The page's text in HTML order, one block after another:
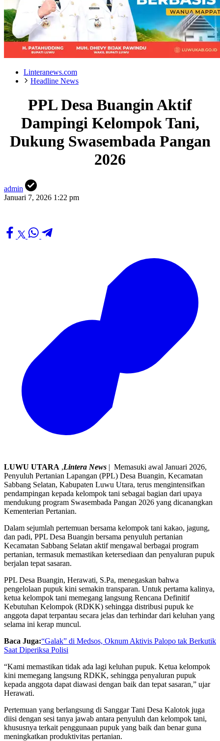
Linteranews.com
Headline News
PPL Desa Buangin Aktif
Dampingi Kelompok Tani,
Dukung Swasembada Pangan
2026
admin
Januari 7, 2026 1:22 pm
LUWU UTARA ,Lintera News | Memasuki awal Januari 2026,
Penyuluh Pertanian Lapangan (PPL) Desa Buangin, Kecamatan
Sabbang Selatan, Kabupaten Luwu Utara, terus mengintensifkan
pendampingan kepada kelompok tani sebagai bagian dari upaya
mendukung program Swasembada Pangan 2026 yang dicanangkan
Kementerian Pertanian.
Dalam sejumlah pertemuan bersama kelompok tani kakao, jagung,
dan padi, PPL Desa Buangin bersama penyuluh pertanian
Kecamatan Sabbang Selatan aktif mengawal berbagai program
pertanian, termasuk memastikan ketersediaan dan penyaluran pupuk
berjalan tepat sasaran.
PPL Desa Buangin, Herawati, S.Pa, menegaskan bahwa
pengelolaan pupuk kini semakin transparan. Untuk pertama kalinya,
ketua kelompok tani memegang langsung Rencana Definitif
Kebutuhan Kelompok (RDKK) sehingga distribusi pupuk ke
anggota dapat terpantau secara jelas dan terhindar dari keluhan yang
selama ini kerap muncul.
Baca Juga:“Galak” di Medsos, Oknum Aktivis Palopo tak Berkutik
Saat Diperiksa Polisi
“Kami memastikan tidak ada lagi keluhan pupuk. Ketua kelompok
kini memegang langsung RDKK, sehingga penyaluran pupuk
kepada anggota dapat diawasi dengan baik dan tepat sasaran,” ujar
Herawati.
Pertemuan yang berlangsung di Sanggar Tani Desa Kalotok juga
diisi dengan sesi tanya jawab antara penyuluh dan kelompok tani,
khususnya terkait penggunaan pupuk yang baik dan benar guna
meningkatkan produktivitas pertanian.